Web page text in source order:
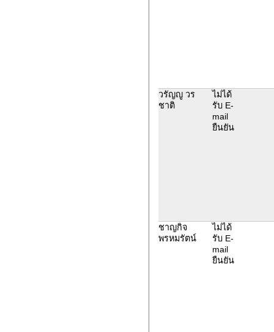
วรัญญู วร
ชาติ
ไม่ได้
รับ E-
mail
ยืนยัน
ชาญกิจ
พรหมรัตน์
ไม่ได้
รับ E-
mail
ยืนยัน